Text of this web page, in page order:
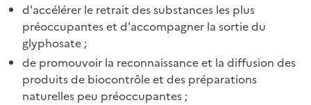
d'accélérer le retrait des substances les plus
préoccupantes et d'accompagner la sortie du
glyphosate ;
de promouvoir la reconnaissance et la diffusion des
produits de biocontrôle et des préparations
naturelles peu préoccupantes ;